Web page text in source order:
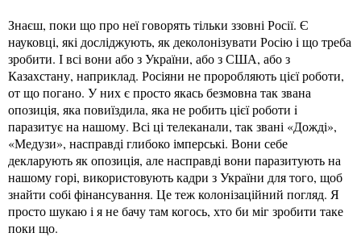
Знаєш, поки що про неї говорять тільки ззовні Росії. Є
науковці, які досліджують, як деколонізувати Росію і що треба
зробити. І всі вони або з України, або з США, або з
Казахстану, наприклад. Росіяни не проробляють цієї роботи,
от що погано. У них є просто якась безмовна так звана
опозиція, яка повиїздила, яка не робить цієї роботи i
паразитує на нашому. Всі ці телеканали, так звані «Дожді»,
«Медузи», насправді глибоко імперські. Вони себе
декларують як опозиція, але насправді вони паразитують на
нашому горі, використовують кадри з України для того, щоб
знайти собі фінансування. Це теж колонізаційний погляд. Я
просто шукаю і я не бачу там когось, хто би міг зробити таке
поки що.